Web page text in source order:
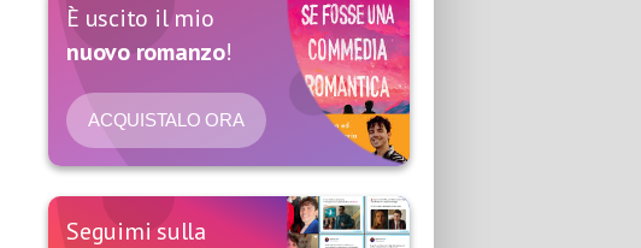
È uscito il mio
nuovo romanzo!
ACQUISTALO ORA
Seguimi sulla